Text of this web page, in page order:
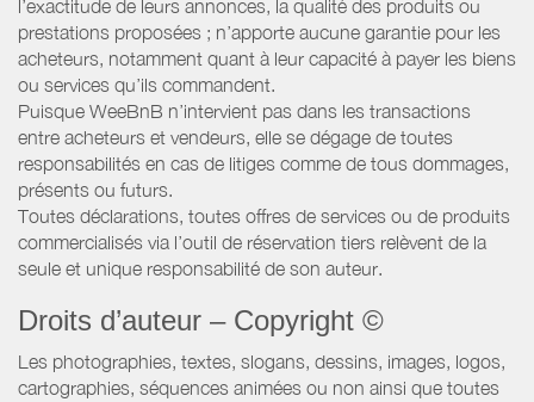
l’exactitude de leurs annonces, la qualité des produits ou
prestations proposées ; n’apporte aucune garantie pour les
acheteurs, notamment quant à leur capacité à payer les biens
ou services qu’ils commandent.
Puisque WeeBnB n’intervient pas dans les transactions
entre acheteurs et vendeurs, elle se dégage de toutes
responsabilités en cas de litiges comme de tous dommages,
présents ou futurs.
Toutes déclarations, toutes offres de services ou de produits
commercialisés via l’outil de réservation tiers relèvent de la
seule et unique responsabilité de son auteur.
Droits d’auteur – Copyright ©
Les photographies, textes, slogans, dessins, images, logos,
cartographies, séquences animées ou non ainsi que toutes